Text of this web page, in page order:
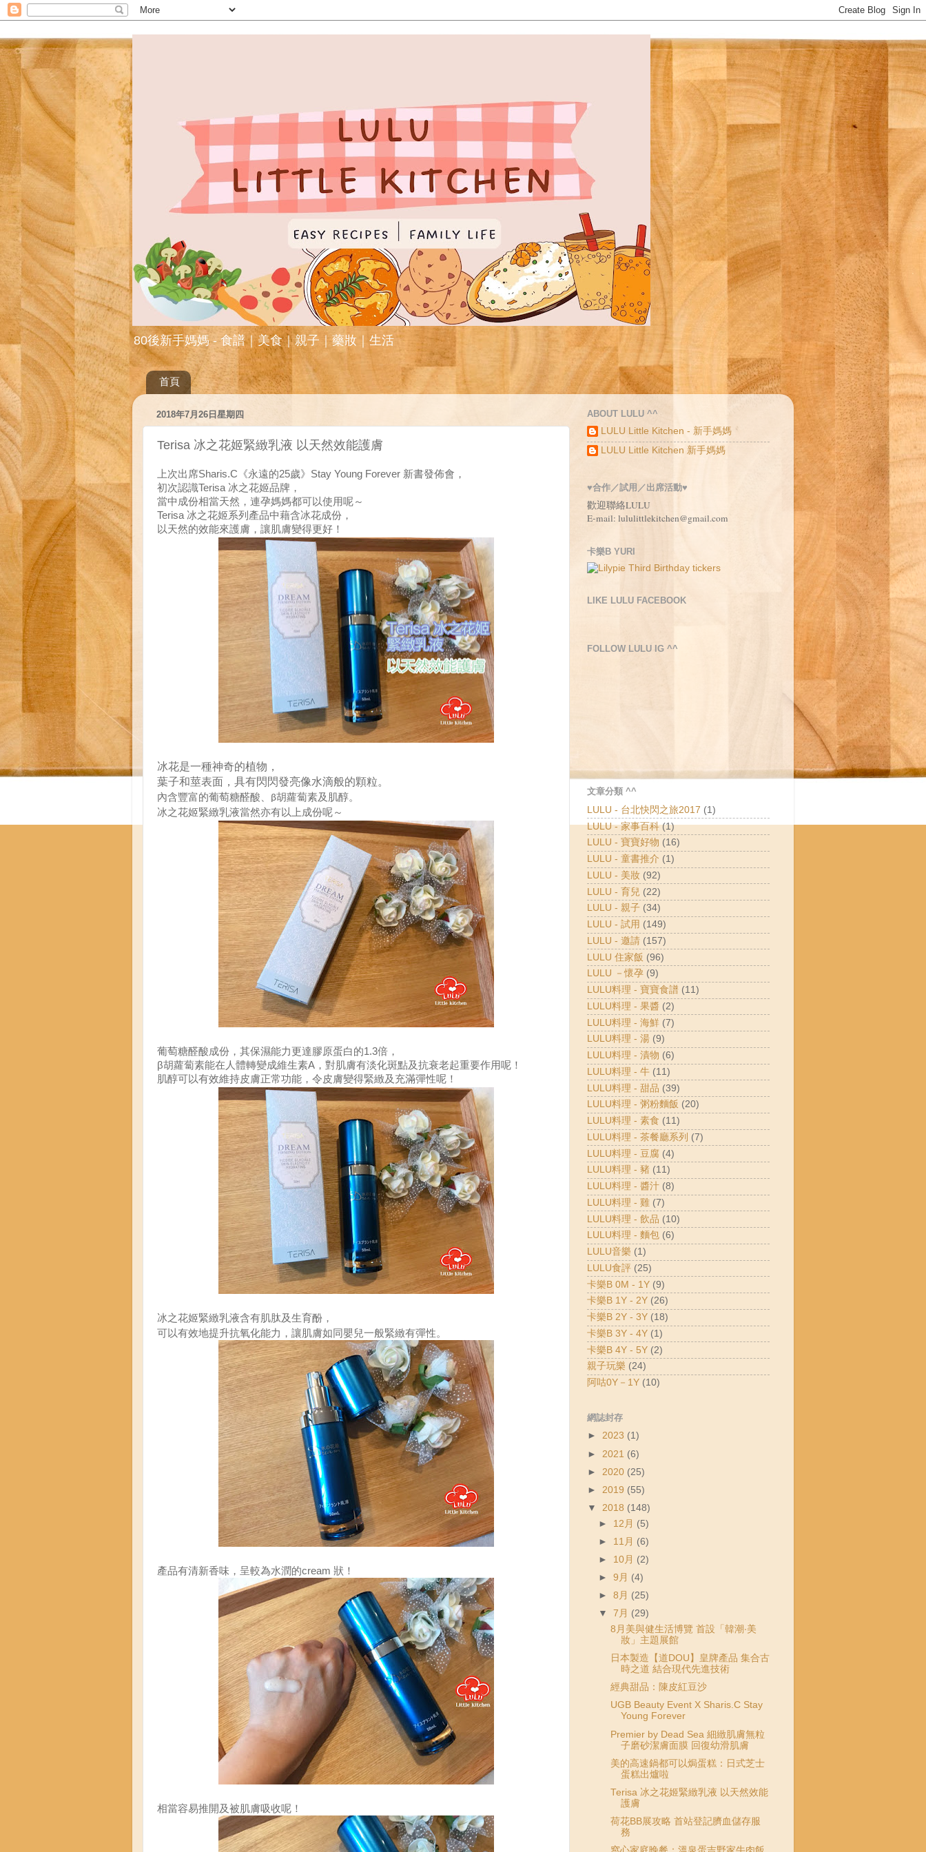
80後新手媽媽 - 食譜｜美食｜親子｜藥妝｜生活
首頁
2018年7月26日星期四
Terisa 冰之花姬緊緻乳液 以天然效能護膚
上次出席Sharis.C《永遠的25歲》Stay Young Forever 新書發佈會，
初次認識Terisa 冰之花姬品牌，
當中成份相當天然，連孕媽媽都可以使用呢～
Terisa 冰之花姬系列產品中藉含冰花成份，
以天然的效能來護膚 ，讓肌膚變得更好！
冰花是一種神奇的植物，
葉子和莖表面，具有閃閃發亮像水滴般的顆粒。
內含豐富的葡萄糖醛酸、β胡蘿蔔素及肌醇。
冰之花姬緊緻乳液當然亦有以上成份呢～
葡萄糖醛酸成份，其保濕能力更達膠原蛋白的1.3倍，
β胡蘿蔔素能在人體轉變成維生素A，對肌膚有淡化斑點及抗衰老起重要作用呢！
肌醇可以有效維持皮膚正常功能， 令皮膚變得緊緻及充滿彈性呢！
冰之花姬緊緻乳液含有肌肽及生育酚，
可以有效地提升抗氧化能力，讓肌膚如同嬰兒一般緊緻有彈性。
產品有清新香味，呈較為水潤的cream 狀！
相當容易推開及被肌膚吸收呢！
ABOUT LULU ^^
LULU Little Kitchen - 新手媽媽
LULU Little Kitchen 新手媽媽
♥合作／試用／出席活動♥
歡迎聯絡LULU
E-mail: lululittlekitchen@gmail.com
卡樂B YURI
LIKE LULU FACEBOOK
FOLLOW LULU IG ^^
文章分類 ^^
LULU - 台北快閃之旅2017 (1)
LULU - 家事百科 (1)
LULU - 寶寶好物 (16)
LULU - 童書推介 (1)
LULU - 美妝 (92)
LULU - 育兒 (22)
LULU - 親子 (34)
LULU - 試用 (149)
LULU - 邀請 (157)
LULU 住家飯 (96)
LULU －懷孕 (9)
LULU料理 - 寶寶食譜 (11)
LULU料理 - 果醬 (2)
LULU料理 - 海鮮 (7)
LULU料理 - 湯 (9)
LULU料理 - 漬物 (6)
LULU料理 - 牛 (11)
LULU料理 - 甜品 (39)
LULU料理 - 粥粉麵飯 (20)
LULU料理 - 素食 (11)
LULU料理 - 茶餐廳系列 (7)
LULU料理 - 豆腐 (4)
LULU料理 - 豬 (11)
LULU料理 - 醬汁 (8)
LULU料理 - 雞 (7)
LULU料理 - 飲品 (10)
LULU料理 - 麵包 (6)
LULU音樂 (1)
LULU食評 (25)
卡樂B 0M - 1Y (9)
卡樂B 1Y - 2Y (26)
卡樂B 2Y - 3Y (18)
卡樂B 3Y - 4Y (1)
卡樂B 4Y - 5Y (2)
親子玩樂 (24)
阿咕0Y－1Y (10)
網誌封存
► 2023 (1)
► 2021 (6)
► 2020 (25)
► 2019 (55)
▼ 2018 (148)
► 12月 (5)
► 11月 (6)
► 10月 (2)
►9月 (4)
►8月 (25)
▼7月 (29)
8月美與健生活博覽 首設「韓潮‧美
妝」主題展館
日本製造【道DOU】皇牌產品 集合古
時之道 結合現代先進技術
經典甜品：陳皮紅豆沙
UGB Beauty Event X Sharis.C Stay
Young Forever
Premier by Dead Sea 細緻肌膚無粒
子磨砂潔膚面膜 回復幼滑肌膚
美的高速鍋都可以焗蛋糕：日式芝士
蛋糕出爐啦
Terisa 冰之花姬緊緻乳液 以天然效能
護膚
荷花BB展攻略 首站登記臍血儲存服
務